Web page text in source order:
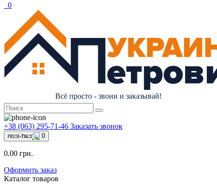
0
Всё просто - звони и заказывай!
+38 (063) 295-71-46 Заказать звонок
0
0.00 грн.
Оформить заказ
Каталог товаров